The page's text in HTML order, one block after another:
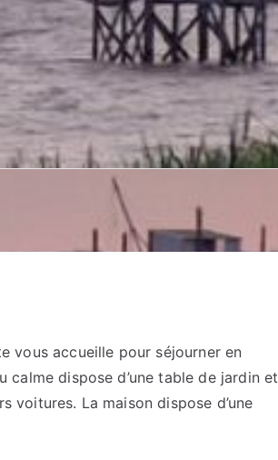
vous accueille pour séjourner en
dispose d’une table de jardin et
voitures. La maison dispose d’une